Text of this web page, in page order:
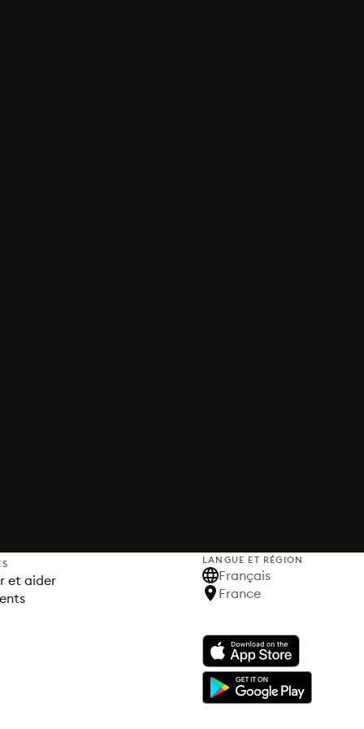
et aider
LANGUE ET RÉGION
Français
France